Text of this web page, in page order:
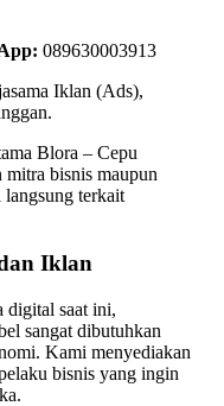
089630003913
Iklan (Ads),
Blora – Cepu
mitra bisnis maupun
terkait
Iklan
digital saat ini,
sangat dibutuhkan
Kami menyediakan
bisnis yang ingin